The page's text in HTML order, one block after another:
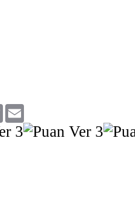
Copy
Link